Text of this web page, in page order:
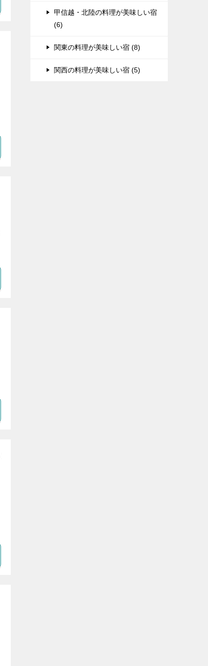
甲信越・北陸の料理が美味しい宿
(6)
関東の料理が美味しい宿 (8)
関西の料理が美味しい宿 (5)